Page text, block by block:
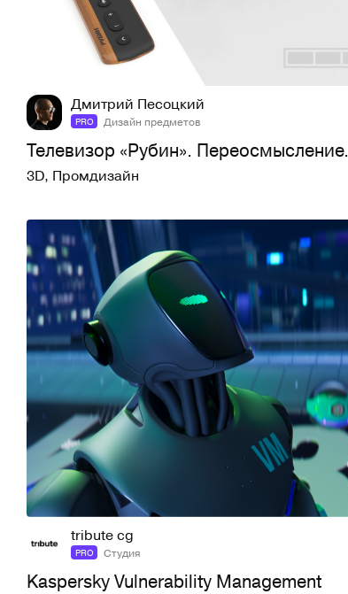
11
Дмитрий Песоцкий
PRO Дизайн предметов
Телевизор «Рубин». Переосмысление.
3D, Промдизайн
17
tribute cg
PRO Студия
Kaspersky Vulnerability Management